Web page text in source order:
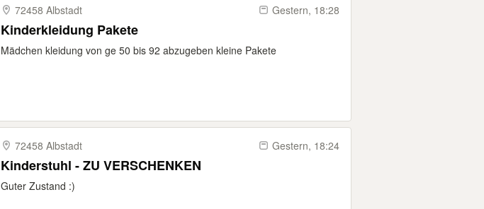
72458 Albstadt Gestern, 18:28
Kinderkleidung Pakete
Mädchen kleidung von ge 50 bis 92 abzugeben kleine Pakete
72458 Albstadt Gestern, 18:24
Kinderstuhl - ZU VERSCHENKEN
Guter Zustand :)